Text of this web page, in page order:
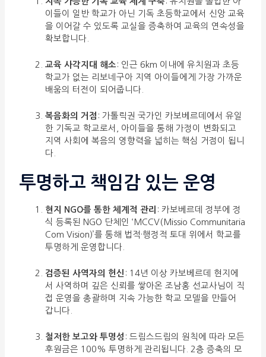
이들이 일반 학교가 아닌 기독 초등학교에서 신앙 교육
을 이어갈 수 있도록 교실을 증축하여 교육의 연속성을
확보합니다.
교육 사각지대 해소 : 인근 6km 이내에 유치원과 초등
학교가 없는 리보네구아 지역 아이들에게 가장 가까운
배움의 터전이 되어줍니다.
복음화의 거점 : 가톨릭권 국가인 카보베르데에서 유일
한 기독교 학교로서, 아이들을 통해 가정이 변화되고
지역 사회에 복음의 영향력을 넓히는 핵심 거점이 됩니
다.
투명하고 책임감 있는 운영
현지 NGO를 통한 체계적 관리 : 카보베르데 정부에 정
식 등록된 NGO 단체인 ‘MCCV(Missio Communitaria
Com Vision)’를 통해 법적·행정적 토대 위에서 학교를
투명하게 운영합니다.
검증된 사역자의 헌신 : 14년 이상 카보베르데 현지에
서 사역하며 깊은 신뢰를 쌓아온 조남홍 선교사님이 직
접 운영을 총괄하며 지속 가능한 학교 모델을 만들어
갑니다.
철저한 보고와 투명성 : 드림스드림의 원칙에 따라 모든
후원금은 100% 투명하게 관리됩니다. 2층 증축의 모